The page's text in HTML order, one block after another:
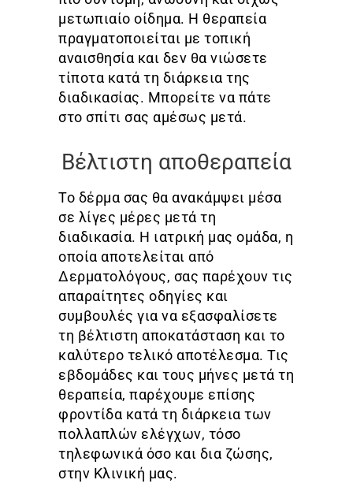
μετωπιαίο οίδημα. Η θεραπεία
πραγματοποιείται με τοπική
αναισθησία και δεν θα νιώσετε
τίποτα κατά τη διάρκεια της
διαδικασίας. Μπορείτε να πάτε
στο σπίτι σας αμέσως μετά.
Βέλτιστη αποθεραπεία
Το δέρμα σας θα ανακάμψει μέσα
σε λίγες μέρες μετά τη
διαδικασία. Η ιατρική μας ομάδα, η
οποία αποτελείται από
Δερματολόγους, σας παρέχουν τις
απαραίτητες οδηγίες και
συμβουλές για να εξασφαλίσετε
τη βέλτιστη αποκατάσταση και το
καλύτερο τελικό αποτέλεσμα. Τις
εβδομάδες και τους μήνες μετά τη
θεραπεία, παρέχουμε επίσης
φροντίδα κατά τη διάρκεια των
πολλαπλών ελέγχων, τόσο
τηλεφωνικά όσο και δια ζώσης,
στην Κλινική μας.